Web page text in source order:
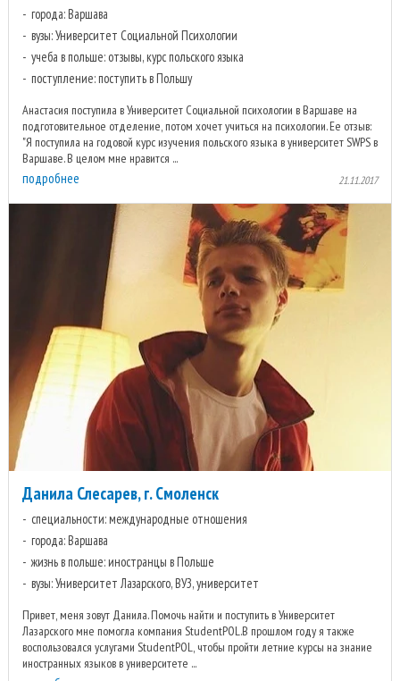
города: Варшава
вузы: Университет Социальной Психологии
учеба в польше: отзывы, курс польского языка
поступление: поступить в Польшу
Анастасия поступила в Университет Социальной психологии в Варшаве на
подготовительное отделение, потом хочет учиться на психологии. Ее отзыв:
"Я поступила на годовой курс изучения польского языка в университет SWPS в
Варшаве. В целом мне нравится ...
подробнее 21.11.2017
Данила Слесарев, г. Смоленск
специальности: международные отношения
города: Варшава
жизнь в польше: иностранцы в Польше
вузы: Университет Лазарского, ВУЗ, университет
Привет, меня зовут Данила. Помочь найти и поступить в Университет
Лазарского мне помогла компания StudentPOL.В прошлом году я также
воспользовался услугами StudentPOL, чтобы пройти летние курсы на знание
иностранных языков в университете ...